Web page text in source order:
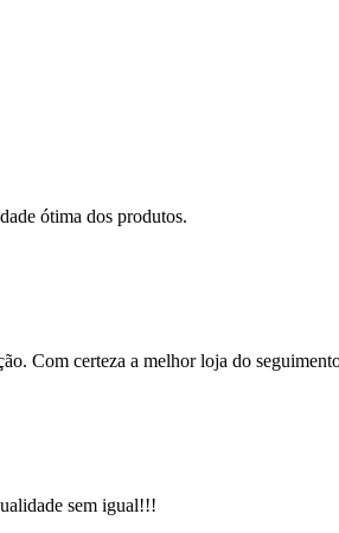
ótima dos produtos.
Com certeza a melhor loja do
sem igual!!!